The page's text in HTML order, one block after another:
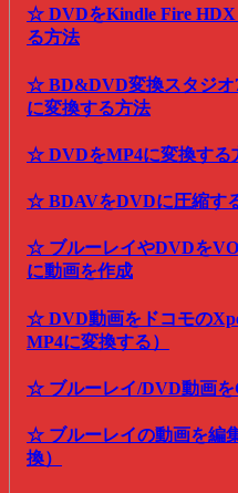
☆ DVDをKindle Fire HDX
る方法
☆ BD&DVD変換スタジオ
に変換する方法
☆ DVDをMP4に変換する
☆ BDAVをDVDに圧縮す
☆ ブルーレイやDVDを
に動画を作成
☆ DVD動画をドコモの
MP4に変換する）
☆ ブルーレイ/DVD動画
☆ ブルーレイの動画を編
換）